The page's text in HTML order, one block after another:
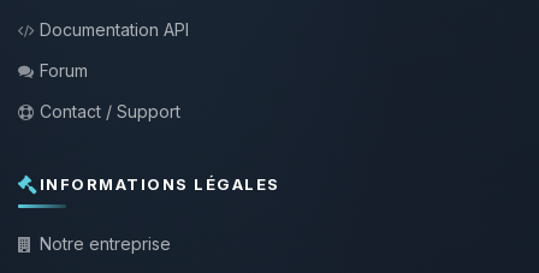
Documentation API
Forum
Contact / Support
INFORMATIONS LÉGALES
Notre entreprise